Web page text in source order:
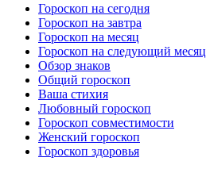
Гороскоп на сегодня
Гороскоп на завтра
Гороскоп на месяц
Гороскоп на следующий месяц
Обзор знаков
Общий гороскоп
Ваша стихия
Любовный гороскоп
Гороскоп совместимости
Женский гороскоп
Гороскоп здоровья